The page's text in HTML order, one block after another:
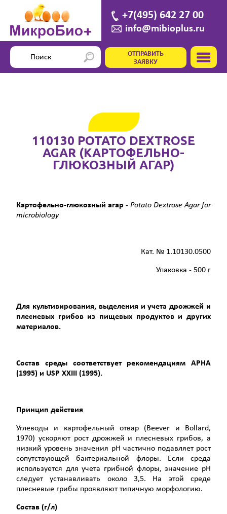
+7(495) 642 27 00
info@mibioplus.ru
ОТПРАВИТЬ
ЗАЯВКУ
110130 POTATO DEXTROSE
AGAR (КАРТОФЕЛЬНО-
ГЛЮКОЗНЫЙ АГАР)
Картофельно-глюкозный агар - Potato Dextrose Agarfor
microbiology
Кат. № 1.10130.0500
Упаковка - 500 г
Для культивирования, выделения и учета дрожжей и
плесневых грибов из пищевых продуктов и других
материалов.
Состав среды соответствует рекомендациям АРНА
(1995) и USP XXIII (1995).
Принцип действия
Углеводы и картофельный отвар (Beever и Bollard,
1970) ускоряют рост дрожжей и плесневых грибов, а
низкий уровень значения рН частично подавляет рост
сопутствующей бактериальной флоры. Если среда
используется для учета грибной флоры, значение рН
следует устанавливать около 3,5. На этой среде
плесневые грибы проявляют типичную морфологию.
Состав (г/л)